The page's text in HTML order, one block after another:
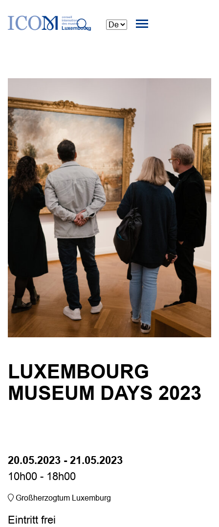
LUXEMBOURG
MUSEUM DAYS 2023
20.05.2023 - 21.05.2023
10h00 - 18h00
Großherzogtum Luxemburg
Eintritt frei